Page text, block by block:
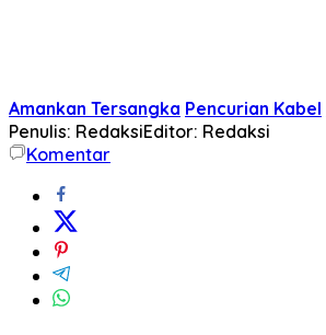
Amankan Tersangka Pencurian Kabel
Penulis: RedaksiEditor: Redaksi
Komentar